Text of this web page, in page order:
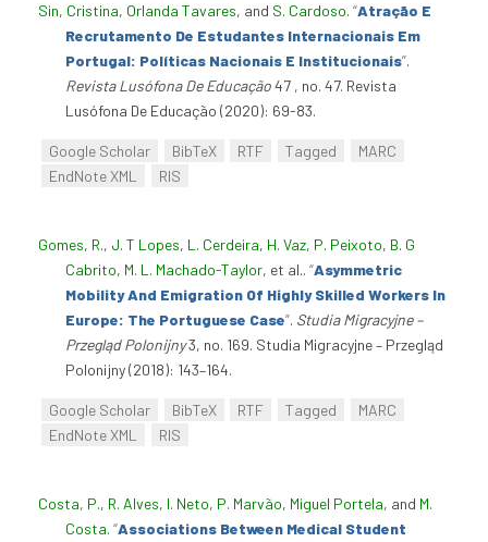
Sin, Cristina, Orlanda Tavares, and S. Cardoso. “Atração E
Recrutamento De Estudantes Internacionais Em
Portugal: Políticas Nacionais E Institucionais”.
Revista Lusófona De Educação47 , no. 47. Revista
Lusófona De Educação (2020): 69-83.
Google Scholar BibTeX RTF Tagged
MARC
EndNote XML
RIS
Gomes, R., J. T Lopes, L. Cerdeira, H. Vaz, P. Peixoto, B. G
Cabrito, M. L. Machado-Taylor, et al.. “Asymmetric
Mobility And Emigration Of Highly Skilled Workers In
Europe: The Portuguese Case”. Studia Migracyjne –
Przegląd Polonijny3, no. 169. Studia Migracyjne – Przegląd
Polonijny (2018): 143–164.
Google Scholar BibTeX RTF Tagged
MARC
EndNote XML
RIS
Costa, P., R. Alves, I. Neto, P. Marvão, Miguel Portela, and M.
Costa. “Associations Between Medical Student